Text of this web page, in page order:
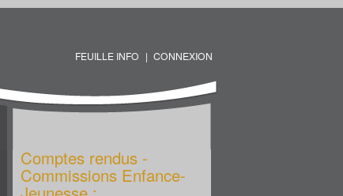
FEUILLE INFO CONNEXION
Comptes rendus -
Commissions Enfance-